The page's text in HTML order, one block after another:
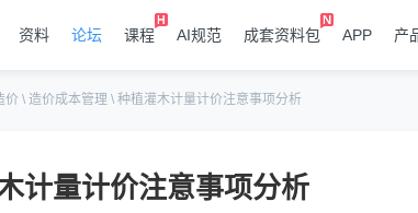
资料 论坛 课程 AI规范 成套资料包 APP 产
价 \ 造价成本管理 \ 种植灌木计量计价注意事项分析
计量计价注意事项分析